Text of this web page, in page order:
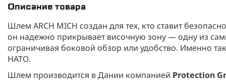
Описание товара
Шлем ARCH MICH создан для тех, кто ставит
он надежно прикрывает височную зону — одну из
ограничивая боковой обзор или удобство. Именно
НАТО.
Шлем производится в Дании компанией Protection